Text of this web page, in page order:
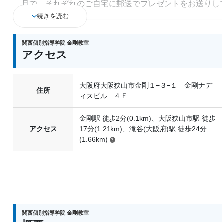
月で、それぞれのご自宅に郵送でプレゼントをお送りし
通塾中のお子さまには
を差し上げております。プレゼントは、「図書カード
いずれかとなります。
続きを読む
関西個別指導学院 金剛教室
アクセス
住所
大阪府大阪狭山市金剛１−３−１ 金剛ナデ
ィスビル ４Ｆ
アクセス
金剛駅 徒歩2分(0.1km)、大阪狭山市駅 徒歩
17分(1.21km)、滝谷(大阪府)駅 徒歩24分
(1.66km)
関西個別指導学院 金剛教室